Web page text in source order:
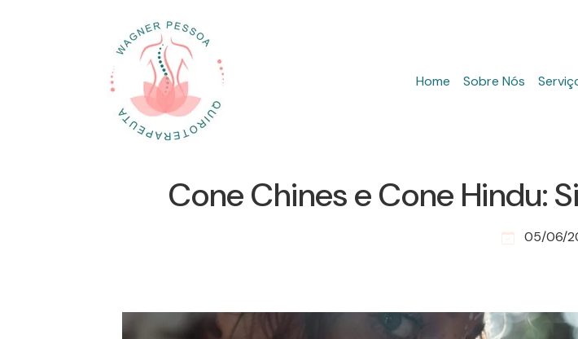
Home Sobre Nós
Cone Chines e Cone Hindu:
05/06/